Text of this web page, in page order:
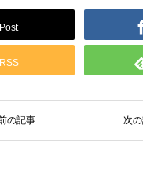
Post
RSS